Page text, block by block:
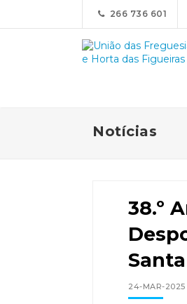
266 736 601
Notícias
38.º
24-MAR-2025